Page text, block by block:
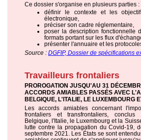
Ce dossier s'organise en plusieurs parties :
définir le contexte et les
électronique,
préciser son cadre réglementaire,
poser la description fonctionnelle
formats portant sur les flux
présenter l'annuaire et les
Source : DGFIP, Dossier de spécifications
Travailleurs frontaliers
PROROGATION JUSQU'AU 31
ACCORDS AMIABLES PASSÉS AVEC
BELGIQUE, L'ITALIE, LE LUXEMBOURG
Les accords amiables concernant
frontaliers et transfrontaliers,
Belgique, l'Italie, le Luxembourg et la
lutte contre la propagation du Covid-19,
septembre 2021. Les États se sont